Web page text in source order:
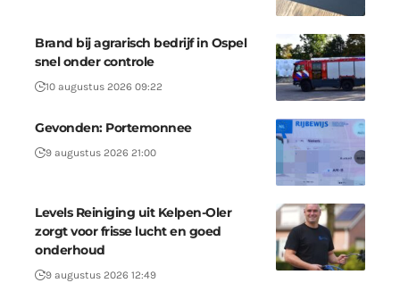
Brand bij agrarisch bedrijf in Ospel
snel onder controle
10 augustus 2026 09:22
Gevonden: Portemonnee
9 augustus 2026 21:00
Levels Reiniging uit Kelpen-Oler
zorgt voor frisse lucht en goed
onderhoud
9 augustus 2026 12:49